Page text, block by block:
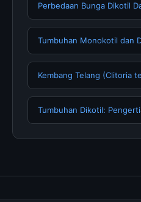
Perbedaan Bunga Dikotil
Tumbuhan Monokotil dan
Kembang Telang (Clitoria
Tumbuhan Dikotil: